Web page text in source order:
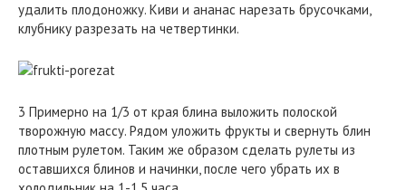
удалить плодоножку. Киви и ананас нарезать брусочками,
клубнику разрезать на четвертинки.
3 Примерно на 1/3 от края блина выложить полоской
творожную массу. Рядом уложить фрукты и свернуть блин
плотным рулетом. Таким же образом сделать рулеты из
оставшихся блинов и начинки, после чего убрать их в